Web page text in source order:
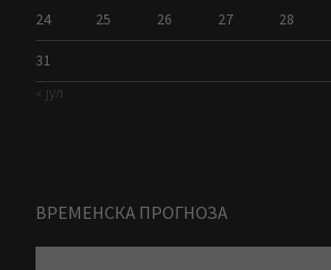
24 25 26 27 28
31
« јул
ВРЕМЕНСКА ПРОГНОЗА